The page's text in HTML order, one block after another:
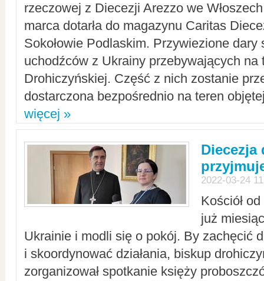
rzeczowej z Diecezji Arezzo we
marca dotarła do magazynu Caritas
Sokołowie Podlaskim. Przywiezione dary
uchodźców z Ukrainy przebywających na
Drohiczyńskiej. Część z nich zostanie
dostarczona bezpośrednio na teren
więcej »
Diecezja
2022-03-24
Kościół
już
Ukrainie i modli się o pokój. By zachęcić
i skoordynować działania, biskup
zorganizował spotkanie księży